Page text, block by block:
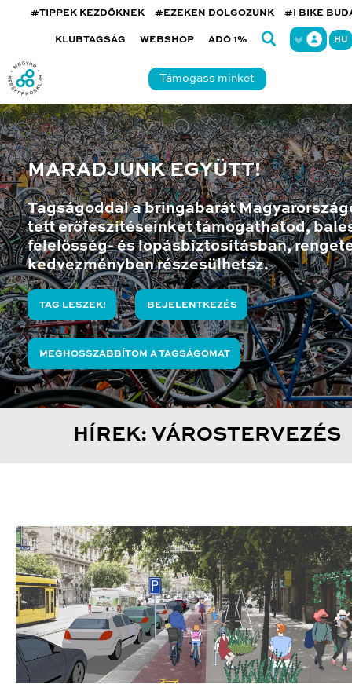
#TIPPEK KEZDŐKNEK #EZEKEN DOLGOZUNK #I BIKE
KLUBTAGSÁG WEBSHOP ADÓ 1% HU
Támogass minket
MARADJUNK EGYÜTT!
Tagságoddal a bringabarát
tett erőfeszítéseinket támogathatod,
felelősség- és lopásbiztosításban,
kedvezményben részesülhetsz.
TAG LESZEK! BEJELENTKEZÉS
MEGHOSSZABBÍTOM A TAGSÁGOMAT
HÍREK: VÁROSTERVEZÉS